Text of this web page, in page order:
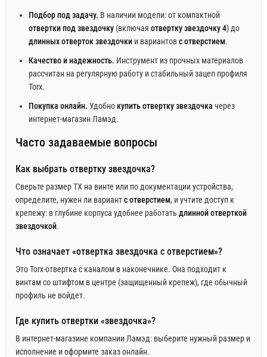
Подбор под задачу. В наличии модели: от компактной
отвертки под звездочку(включая отвертку звездочку 4) до
длинных отверток звездочкии вариантовс отверстием.
Качество и надежность. Инструмент из прочных материалов
рассчитан на регулярную работу и стабильный зацеп профиля
Torx.
Покупка онлайн. Удобно купить отвертку звездочка через
интернет‑магазин Ламэд.
Часто задаваемые вопросы
Как выбрать отвертку звездочка?
Сверьте размер TX на винте или по документации устройства,
определите, нужен ли вариантс отверстием, и учтите доступ к
крепежу: в глубине корпуса удобнее работать длинной отверткой
звездочкой.
Что означает «отвертка звездочка с отверстием»?
Это Torx-отвертка с каналом в наконечнике. Она подходит к
винтам со штифтом в центре (защищенный крепеж), где обычный
профиль не войдет.
Где купить отвертки «звездочка»?
В интернет‑магазине компании Ламэд: выберите нужный размер и
исполнение и оформите заказ онлайн.